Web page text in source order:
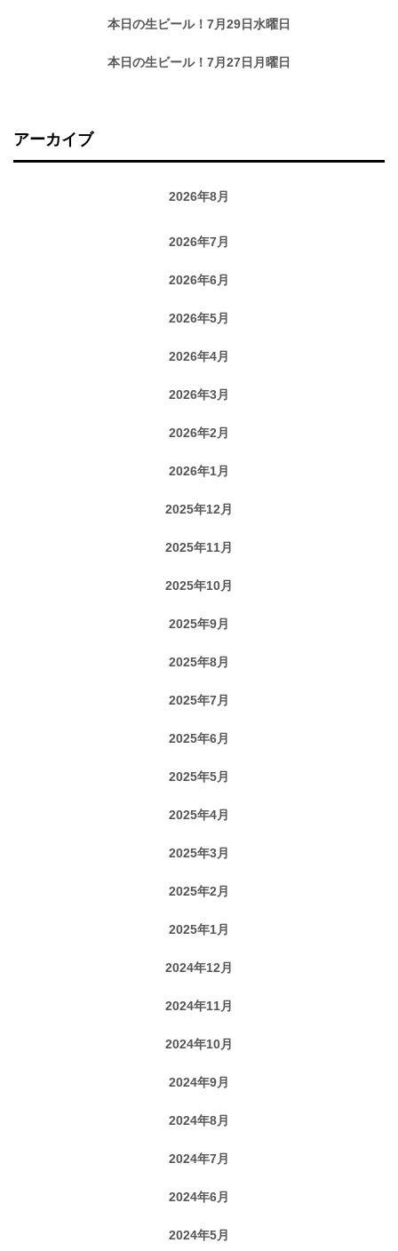
本日の生ビール！7月29日水曜日
本日の生ビール！7月27日月曜日
アーカイブ
2026年8月
2026年7月
2026年6月
2026年5月
2026年4月
2026年3月
2026年2月
2026年1月
2025年12月
2025年11月
2025年10月
2025年9月
2025年8月
2025年7月
2025年6月
2025年5月
2025年4月
2025年3月
2025年2月
2025年1月
2024年12月
2024年11月
2024年10月
2024年9月
2024年8月
2024年7月
2024年6月
2024年5月